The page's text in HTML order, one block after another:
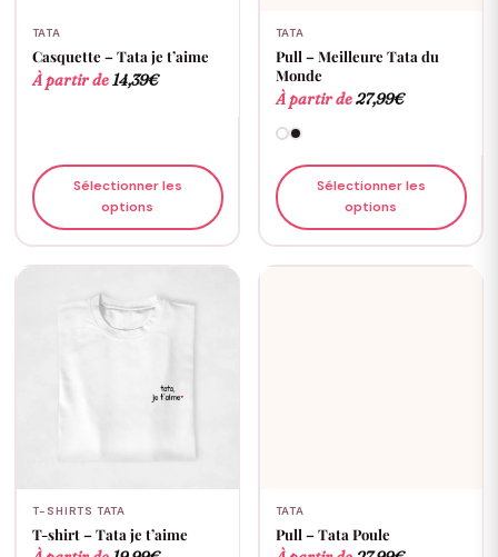
TATA
Casquette – Tata je t’aime
À partir de 14,39€
Sélectionner les
options
TATA
Pull – Meilleure Tata du
Monde
À partir de27,99€
Sélectionner les
options
T-SHIRTS TATA
T-shirt – Tata je t’aime
TATA
Pull – Tata Poule